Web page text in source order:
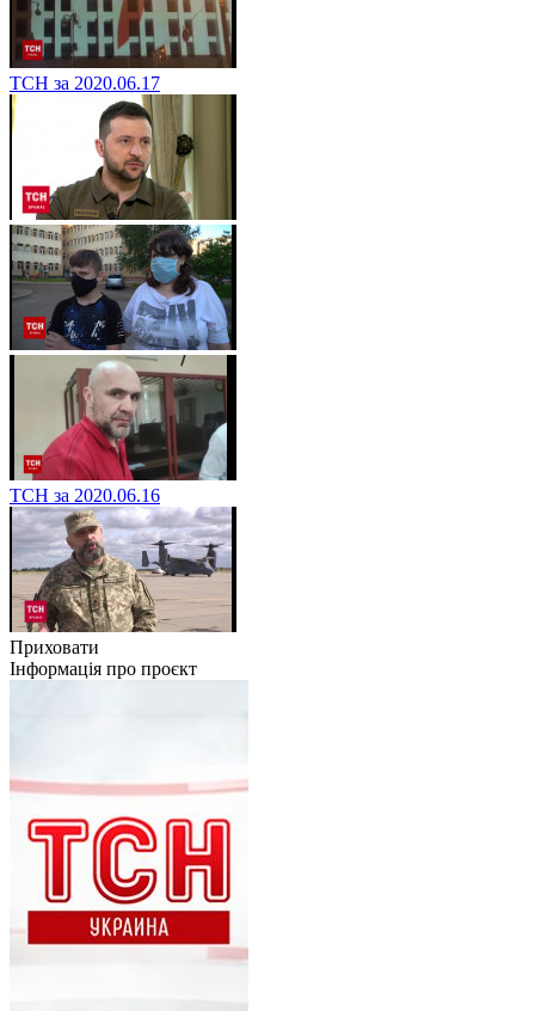
ТСН за 2020.06.17
ТСН за 2020.06.16
Приховати
Інформація про проєкт